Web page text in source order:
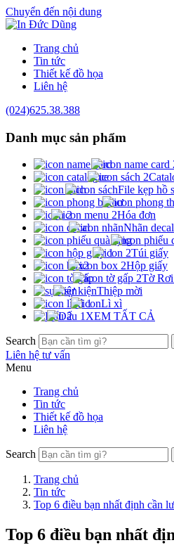
Chuyển đến nội dung
Trang chủ
Tin tức
Thiết kế đồ họa
Liên hệ
(024)625.38.388
Danh mục sản phẩm
File kẹp hồ
Hóa đơn
Nhãn decal
Túi giấy
Hộp giấy
Tờ
Thiệp mời
Lì xì
XEM TẤT CẢ
Search
Liên hệ tư vấn
Menu
Trang chủ
Tin tức
Thiết kế đồ họa
Liên hệ
Search
Trang chủ
Tin tức
Top 6 điều bạn nhất định cần
Top 6 điều bạn nhất